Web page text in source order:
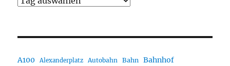
A100 Alexanderplatz Autobahn Bahn Bahnhof